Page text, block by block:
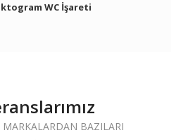
WC İşareti
BAZILARI